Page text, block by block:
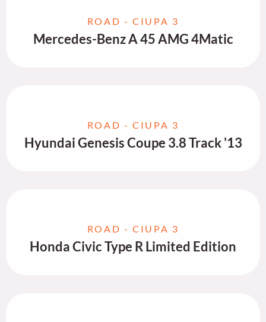
ROAD - CIUPA 3
Mercedes-Benz A 45 AMG 4Matic
ROAD - CIUPA 3
Hyundai Genesis Coupe 3.8 Track '13
ROAD - CIUPA 3
Honda Civic Type R Limited Edition